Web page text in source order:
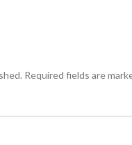
Required fields are